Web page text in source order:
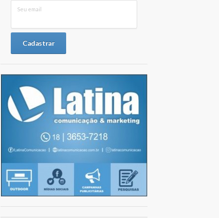
Seu email